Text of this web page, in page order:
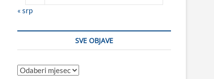
« srp
SVE OBJAVE
Sve